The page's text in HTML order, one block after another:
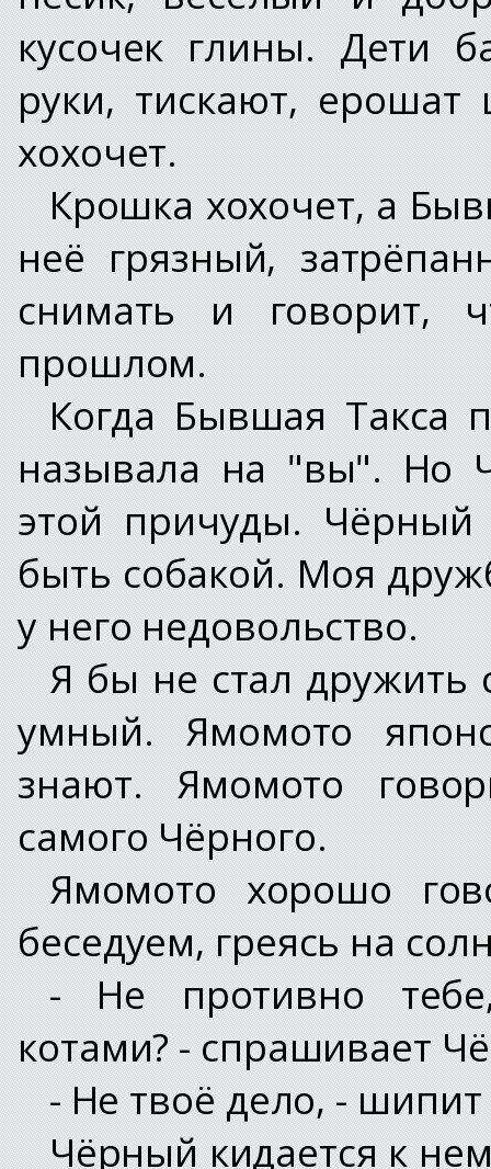
кусочек глины. Дети
руки, тискают,
хохочет.
Крошка хохочет, а
неё грязный,
снимать и говорит,
прошлом.
Когда Бывшая Такса
называла на "вы". Но
этой причуды. Чёрный
быть собакой. Моя
у него недовольство.
Я бы не стал дружить
умный. Ямомото
знают. Ямомото
самого Чёрного.
Ямомото хорошо
беседуем, греясь на
- Не противно
котами? - спрашивает
- Не твоё дело, -
Чёрный кидается к